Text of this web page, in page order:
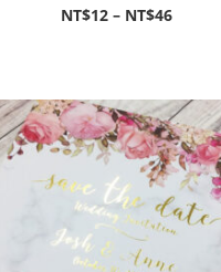
NT$12 – NT$46